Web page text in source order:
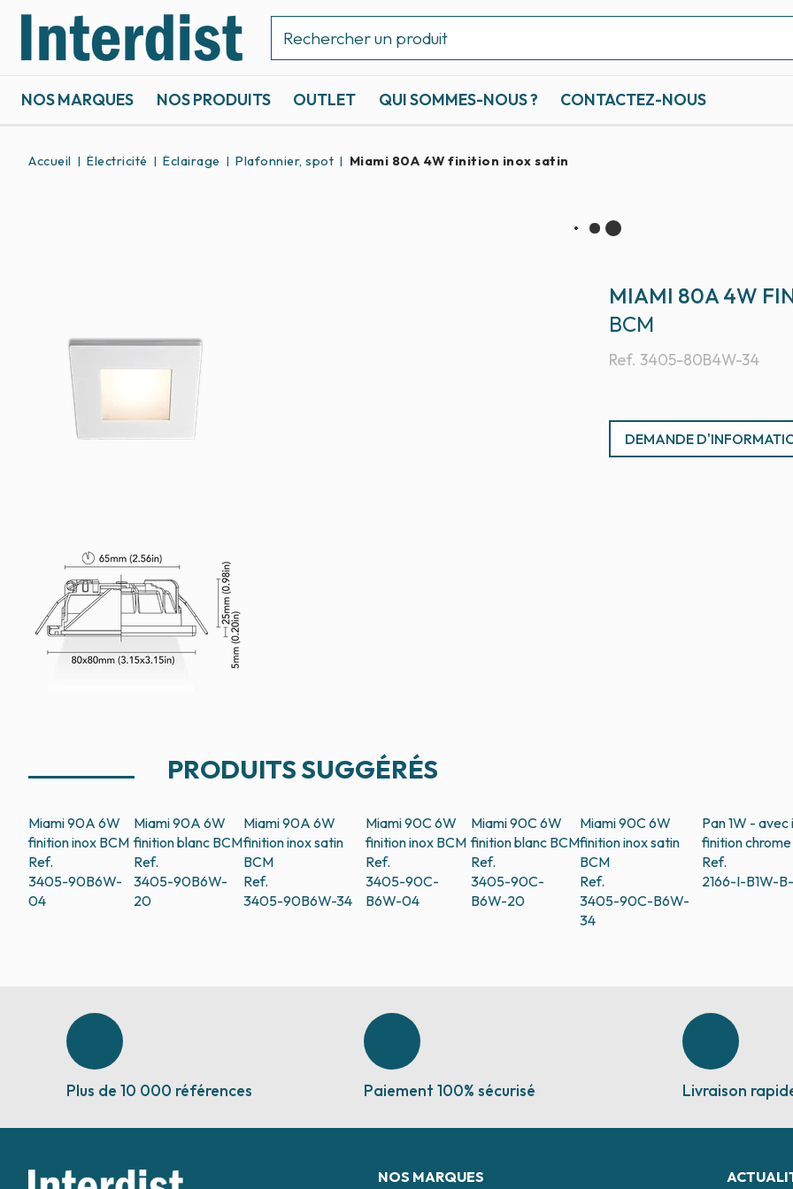
NOS MARQUES NOS PRODUITS OUTLET QUI SOMMES-NOUS ? CONTACTEZ-NOUS
Accueil Électricité Éclairage Plafonnier, spot Miami 80A 4W finition inox satin
MIAMI 80A 4W
Ref. 3405-80B4W-34
BCM
DEMANDE
PRODUITS SUGGÉRÉS
Miami 90A 6W
finition inox BCM
Ref.
3405-90B6W-
04
Miami 90A 6W
finition blanc BCM
Ref.
3405-90B6W-
20
Miami 90A 6W
finition inox satin
BCM
Ref.
3405-90B6W-34
Miami 90C 6W
finition inox BCM
Ref.
3405-90C-
B6W-04
Miami 90C 6W
finition blanc BCM
Ref.
3405-90C-
B6W-20
Miami 90C 6W
finition inox satin
BCM
Ref.
3405-90C-B6W-
34
Pan 1W -
finition
Ref.
2166-I-B1W-
Plus de 10 000 références Paiement 100% sécurisé Livraison
NOS MARQUES